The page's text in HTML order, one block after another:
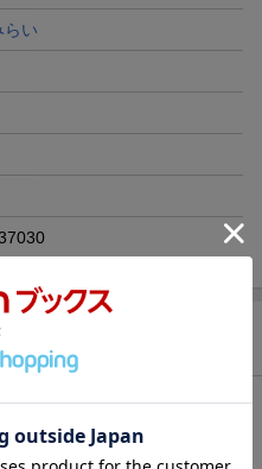
らい
りつまった図鑑絵本です。持